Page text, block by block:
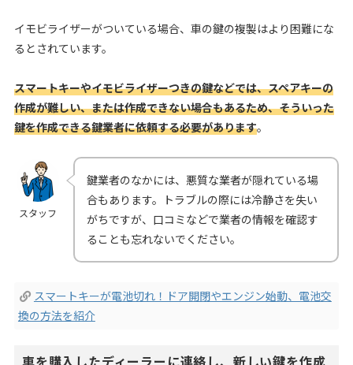
イモビライザーがついている場合、車の鍵の複製はより困難にな
るとされています。
スマートキーやイモビライザーつきの鍵などでは、スペアキーの
作成が難しい、または作成できない場合もあるため、そういった
鍵を作成できる鍵業者に依頼する必要があります。
スタッフ
鍵業者のなかには、悪質な業者が隠れている場
合もあります。トラブルの際には冷静さを失い
がちですが、口コミなどで業者の情報を確認す
ることも忘れないでください。
スマートキーが電池切れ！ドア開閉やエンジン始動、電池交
換の方法を紹介